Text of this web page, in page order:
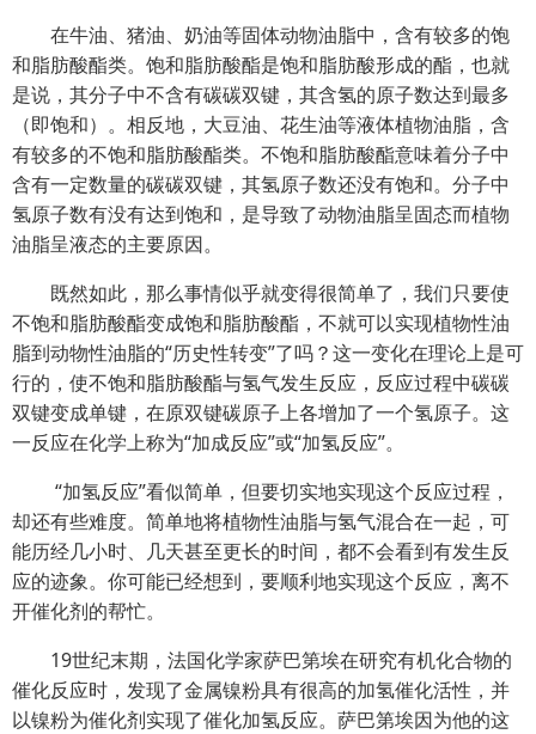
在牛油、猪油、奶油等固体动物油脂中，含有较多的饱
和脂肪酸酯类。饱和脂肪酸酯是饱和脂肪酸形成的酯，也就
是说，其分子中不含有碳碳双键，其含氢的原子数达到最多
（即饱和）。相反地，大豆油、花生油等液体植物油脂，含
有较多的不饱和脂肪酸酯类。不饱和脂肪酸酯意味着分子中
含有一定数量的碳碳双键，其氢原子数还没有饱和。分子中
氢原子数有没有达到饱和，是导致了动物油脂呈固态而植物
油脂呈液态的主要原因。
既然如此，那么事情似乎就变得很简单了，我们只要使
不饱和脂肪酸酯变成饱和脂肪酸酯，不就可以实现植物性油
脂到动物性油脂的“历史性转变”了吗？这一变化在理论上是可
行的，使不饱和脂肪酸酯与氢气发生反应，反应过程中碳碳
双键变成单键，在原双键碳原子上各增加了一个氢原子。这
一反应在化学上称为“加成反应”或“加氢反应”。
“加氢反应”看似简单，但要切实地实现这个反应过程，
却还有些难度。简单地将植物性油脂与氢气混合在一起，可
能历经几小时、几天甚至更长的时间，都不会看到有发生反
应的迹象。你可能已经想到，要顺利地实现这个反应，离不
开催化剂的帮忙。
19世纪末期，法国化学家萨巴第埃在研究有机化合物的
催化反应时，发现了金属镍粉具有很高的加氢催化活性，并
以镍粉为催化剂实现了催化加氢反应。萨巴第埃因为他的这